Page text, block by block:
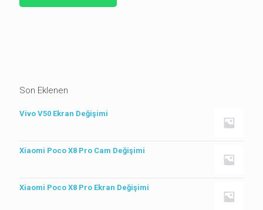
Son Eklenen
Vivo V50 Ekran Değişimi
Xiaomi Poco X8 Pro Cam Değişimi
Xiaomi Poco X8 Pro Ekran Değişimi